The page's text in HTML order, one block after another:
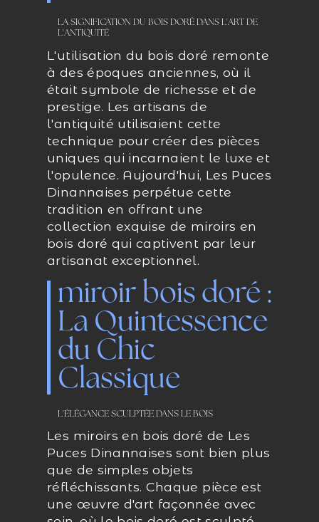
LA SIGNIFICATION DU BOIS DORÉ DANS L'ART DE
L'ANTIQUITÉ
L'utilisation du bois doré remonte
à des époques anciennes, où il
était symbole de richesse et de
prestige. Les artisans de
l'antiquité utilisaient cette
technique pour créer des pièces
uniques qui incarnaient le luxe et
l'opulence. Aujourd'hui, Les Puces
Dinannaises perpétue cette
tradition en offrant une
collection exquise de miroirs en
bois doré qui captivent par leur
artisanat exceptionnel.
miroir bois doré :
La Quintessence
du Chic
Classique
L'ÉLÉGANCE SCULPTÉE DANS LE BOIS
Les miroirs en bois doré de Les
Puces Dinannaises sont bien plus
que de simples objets
réfléchissants. Chaque pièce est
une œuvre d'art façonnée avec